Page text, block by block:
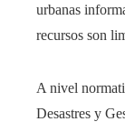
urbanas
recursos son
A nivel
Desastres y